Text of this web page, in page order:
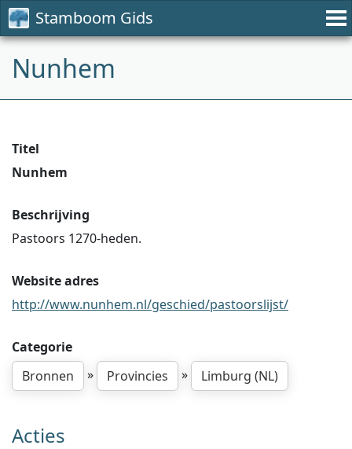
Stamboom Gids
Nunhem
Titel
Nunhem
Beschrijving
Pastoors 1270-heden.
Website adres
http://www.nunhem.nl/geschied/pastoorslijst/
Categorie
Bronnen
» Provincies » Limburg (NL)
Acties